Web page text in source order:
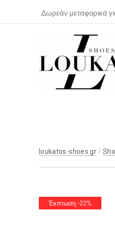
Δωρεάν μεταφορικά
loukatos-
shoes.gr
loukatos-shoes.gr/
Έκπτωση -22%